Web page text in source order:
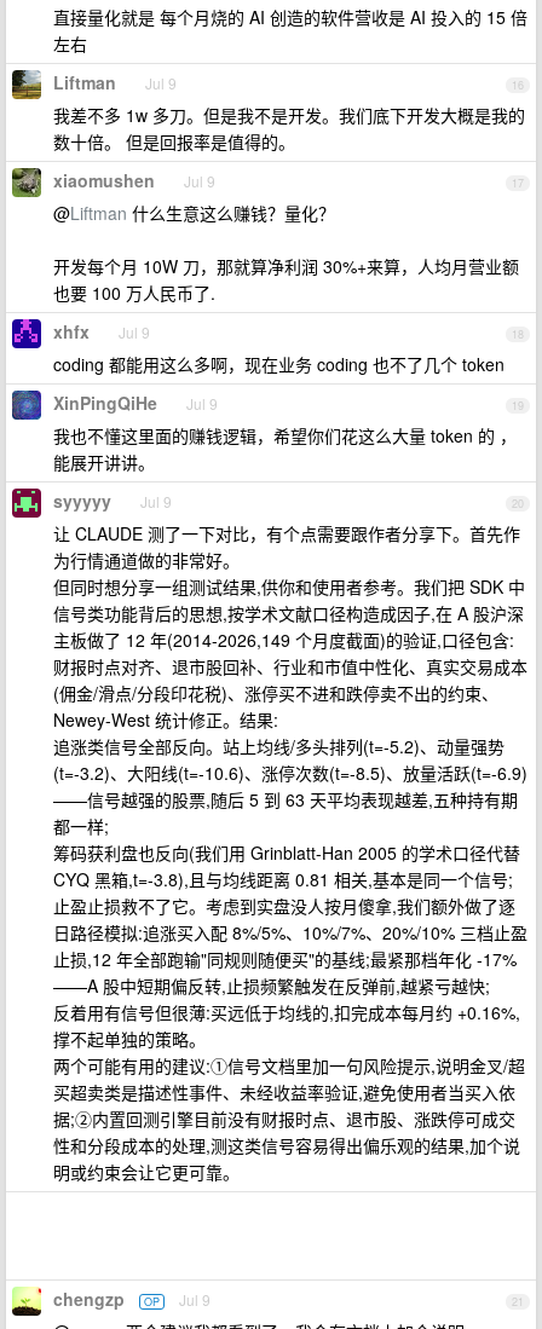
直接量化就是 每个月烧的 AI 创造的软件营收是 AI 投入的 15 倍
左右
16
Liftman Jul 9
我差不多 1w 多刀。但是我不是开发。我们底下开发大概是我的
数十倍。 但是回报率是值得的。
17
xiaomushen Jul 9
@Liftman 什么生意这么赚钱？量化？
开发每个月 10W 刀，那就算净利润 30%+来算，人均月营业额
也要 100 万人民币了.
18
xhfx Jul 9
coding 都能用这么多啊，现在业务 coding 也不了几个 token
19
XinPingQiHe Jul 9
我也不懂这里面的赚钱逻辑，希望你们花这么大量 token 的 ，
能展开讲讲。
20
syyyyy Jul 9
让 CLAUDE 测了一下对比，有个点需要跟作者分享下。首先作
为行情通道做的非常好。
但同时想分享一组测试结果,供你和使用者参考。我们把 SDK 中
信号类功能背后的思想,按学术文献口径构造成因子,在 A 股沪深
主板做了 12 年(2014-2026,149 个月度截面)的验证,口径包含:
财报时点对齐、退市股回补、行业和市值中性化、真实交易成本
(佣金/滑点/分段印花税)、涨停买不进和跌停卖不出的约束、
Newey-West 统计修正。结果:
追涨类信号全部反向。站上均线/多头排列(t=-5.2)、动量强势
(t=-3.2)、大阳线(t=-10.6)、涨停次数(t=-8.5)、放量活跃(t=-6.9)
——信号越强的股票,随后 5 到 63 天平均表现越差,五种持有期
都一样;
筹码获利盘也反向(我们用 Grinblatt-Han 2005 的学术口径代替
CYQ 黑箱,t=-3.8),且与均线距离 0.81 相关,基本是同一个信号;
止盈止损救不了它。考虑到实盘没人按月傻拿,我们额外做了逐
日路径模拟:追涨买入配 8%/5%、10%/7%、20%/10% 三档止盈
止损,12 年全部跑输"同规则随便买"的基线;最紧那档年化 -17%
——A 股中短期偏反转,止损频繁触发在反弹前,越紧亏越快;
反着用有信号但很薄:买远低于均线的,扣完成本每月约 +0.16%,
撑不起单独的策略。
两个可能有用的建议:①信号文档里加一句风险提示,说明金叉/超
买超卖类是描述性事件、未经收益率验证,避免使用者当买入依
据;②内置回测引擎目前没有财报时点、退市股、涨跌停可成交
性和分段成本的处理,测这类信号容易得出偏乐观的结果,加个说
明或约束会让它更可靠。
21
chengzp OP Jul 9